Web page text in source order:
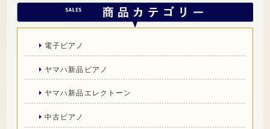
電子ピアノ
ヤマハ新品ピアノ
ヤマハ新品エレクトーン
中古ピアノ